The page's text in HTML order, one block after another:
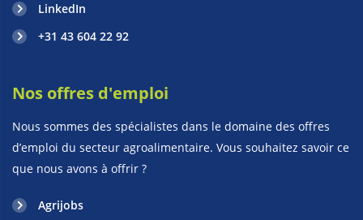
LinkedIn
+31 43 604 22 92
Nos offres d'emploi
Nous sommes des spécialistes dans le domaine des offres
d’emploi du secteur agroalimentaire. Vous souhaitez savoir ce
que nous avons à offrir ?
Agrijobs